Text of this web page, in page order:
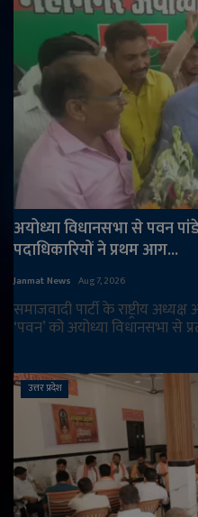
अयोध्या विधानसभा से पवन पांडे
पदाधिकारियों ने प्रथम आग...
Janmat News Aug 7, 2026
समाजवादी पार्टी के राष्ट्रीय
‘पवन’ को अयोध्या विधानसभा से
उत्तर प्रदेश